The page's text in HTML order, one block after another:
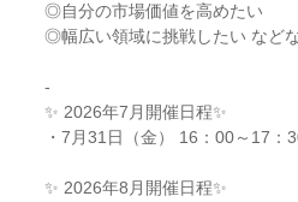
◎自分の市場価値を高めたい
◎幅広い領域に挑戦したい など
-
✨️ 2026年7月開催日程✨️
・7月31日（金） 16：00～17：
✨️ 2026年8月開催日程✨️